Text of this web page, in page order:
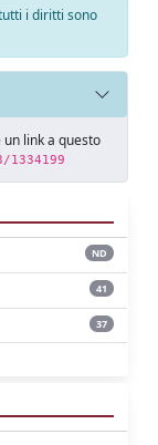
i diritti sono
link a questo
ND
41
37